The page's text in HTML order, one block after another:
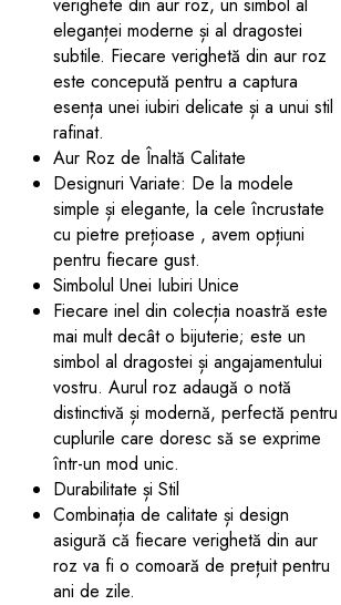
eleganței moderne și al dragostei
subtile. Fiecare verighetă din aur roz
este concepută pentru a captura
esența unei iubiri delicate și a unui stil
rafinat.
Aur Roz de Înaltă Calitate
Designuri Variate: De la modele
simple și elegante, la cele încrustate
cu pietre prețioase , avem opțiuni
pentru fiecare gust.
Simbolul Unei Iubiri Unice
Fiecare inel din colecția noastră este
mai mult decât o bijuterie; este un
simbol al dragostei și angajamentului
vostru. Aurul roz adaugă o notă
distinctivă și modernă, perfectă pentru
cuplurile care doresc să se exprime
într-un mod unic.
Durabilitate și Stil
Combinația de calitate și design
asigură că fiecare verighetă din aur
roz va fi o comoară de prețuit pentru
ani de zile.